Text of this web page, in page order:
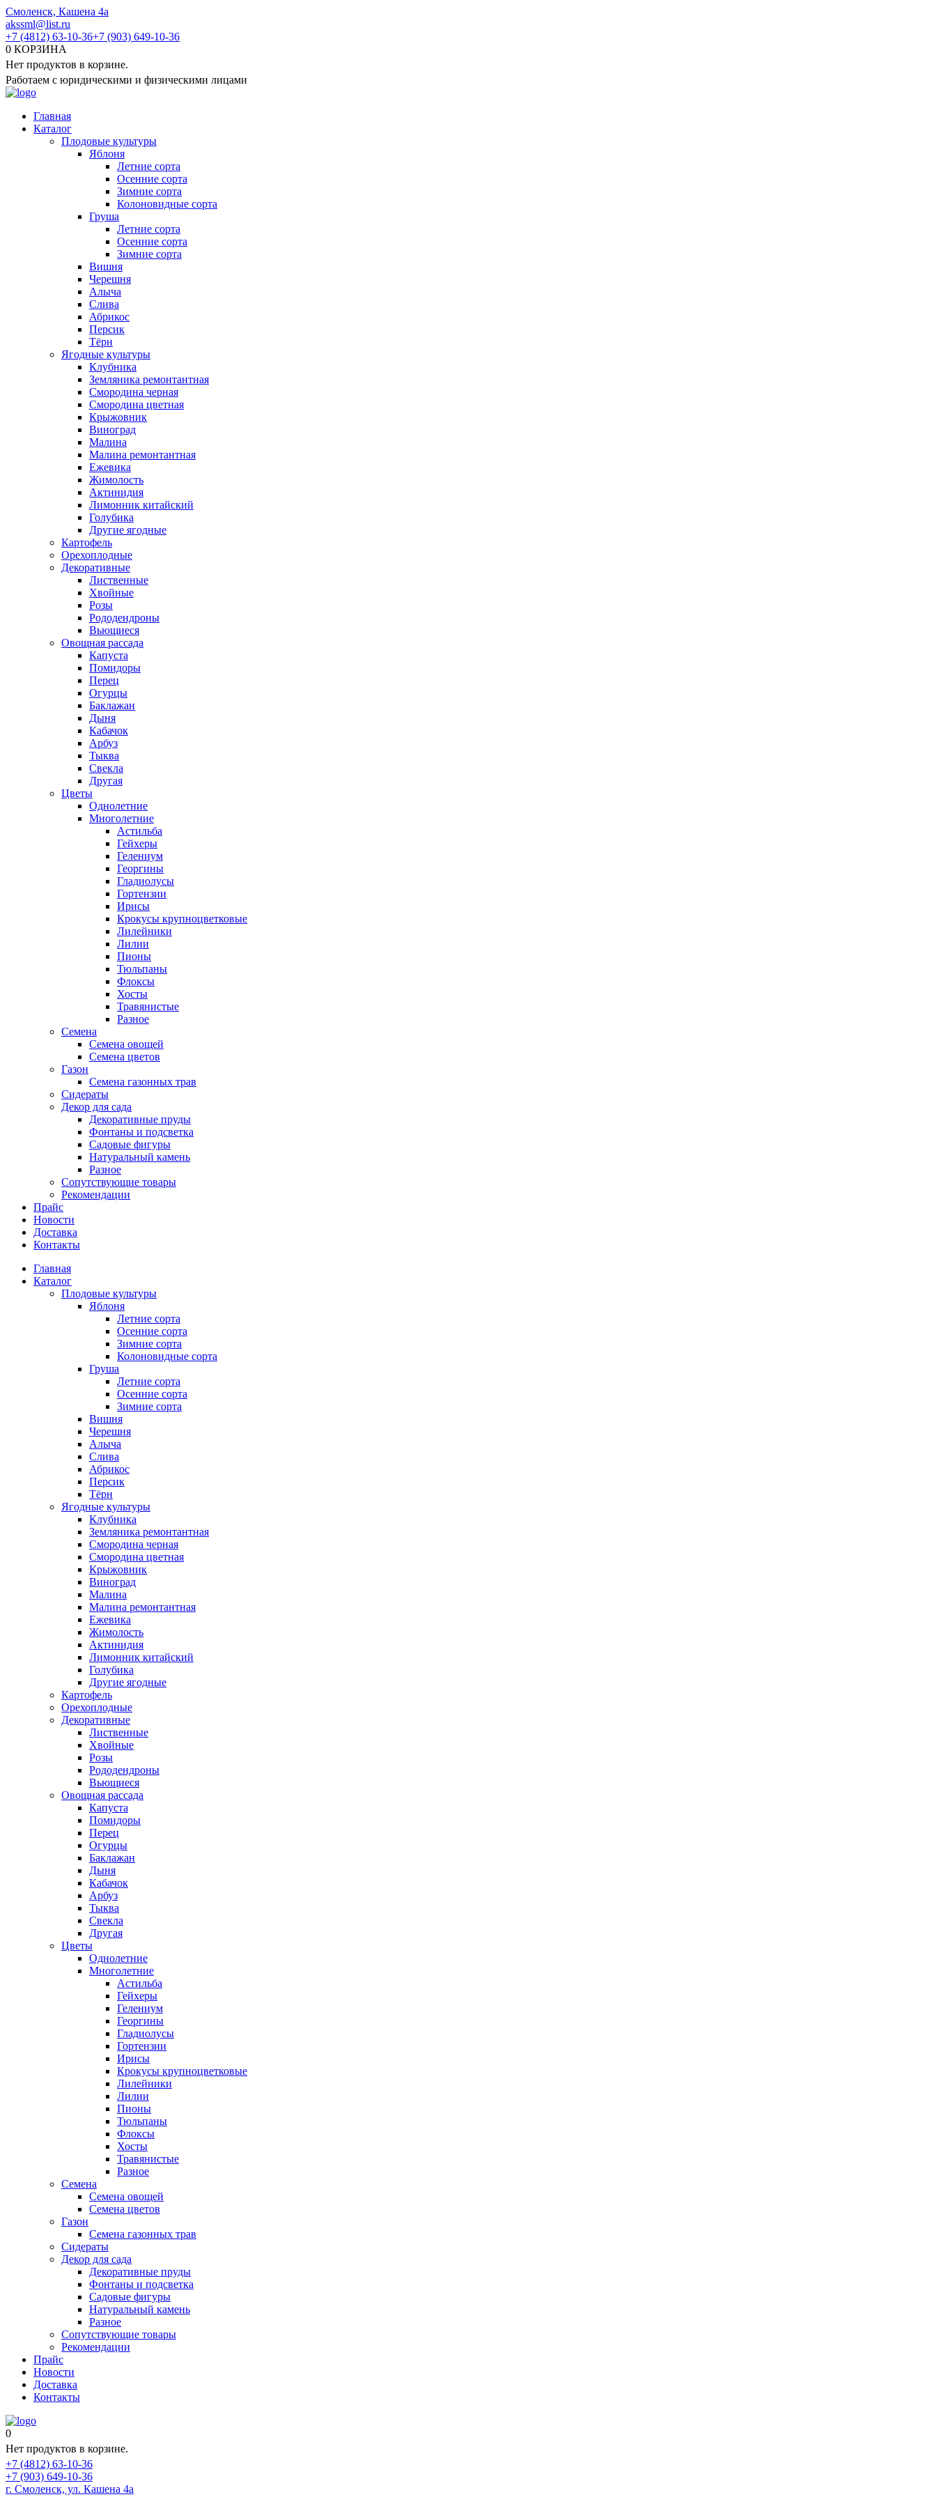
Перейти
к
содержанию
Смоленск, Кашена 4а
akssml@list.ru
+7 (4812) 63-10-36+7 (903) 649-10-36
0 КОРЗИНА
Нет продуктов в корзине.
Работаем с юридическими и физическими лицами
Главная
Каталог
Плодовые культуры
Яблоня
Летние сорта
Осенние сорта
Зимние сорта
Колоновидные сорта
Груша
Летние сорта
Осенние сорта
Зимние сорта
Вишня
Черешня
Алыча
Слива
Абрикос
Персик
Тёрн
Ягодные культуры
Клубника
Земляника ремонтантная
Смородина черная
Смородина цветная
Крыжовник
Виноград
Малина
Малина ремонтантная
Ежевика
Жимолость
Актинидия
Лимонник китайский
Голубика
Другие ягодные
Картофель
Орехоплодные
Декоративные
Лиственные
Хвойные
Розы
Рододендроны
Вьющиеся
Овощная рассада
Капуста
Помидоры
Перец
Огурцы
Баклажан
Дыня
Кабачок
Арбуз
Тыква
Свекла
Другая
Цветы
Однолетние
Многолетние
Астильба
Гейхеры
Гелениум
Георгины
Гладиолусы
Гортензии
Ирисы
Крокусы крупноцветковые
Лилейники
Лилии
Пионы
Тюльпаны
Флоксы
Хосты
Травянистые
Разное
Семена
Семена овощей
Семена цветов
Газон
Семена газонных трав
Сидераты
Декор для сада
Декоративные пруды
Фонтаны и подсветка
Садовые фигуры
Натуральный камень
Разное
Сопутствующие товары
Рекомендации
Прайс
Новости
Доставка
Контакты
Главная
Каталог
Плодовые культуры
Яблоня
Летние сорта
Осенние сорта
Зимние сорта
Колоновидные сорта
Груша
Летние сорта
Осенние сорта
Зимние сорта
Вишня
Черешня
Алыча
Слива
Абрикос
Персик
Тёрн
Ягодные культуры
Клубника
Земляника ремонтантная
Смородина черная
Смородина цветная
Крыжовник
Виноград
Малина
Малина ремонтантная
Ежевика
Жимолость
Актинидия
Лимонник китайский
Голубика
Другие ягодные
Картофель
Орехоплодные
Декоративные
Лиственные
Хвойные
Розы
Рододендроны
Вьющиеся
Овощная рассада
Капуста
Помидоры
Перец
Огурцы
Баклажан
Дыня
Кабачок
Арбуз
Тыква
Свекла
Другая
Цветы
Однолетние
Многолетние
Астильба
Гейхеры
Гелениум
Георгины
Гладиолусы
Гортензии
Ирисы
Крокусы крупноцветковые
Лилейники
Лилии
Пионы
Тюльпаны
Флоксы
Хосты
Травянистые
Разное
Семена
Семена овощей
Семена цветов
Газон
Семена газонных трав
Сидераты
Декор для сада
Декоративные пруды
Фонтаны и подсветка
Садовые фигуры
Натуральный камень
Разное
Сопутствующие товары
Рекомендации
Прайс
Новости
Доставка
Контакты
0
Нет продуктов в корзине.
+7 (4812) 63-10-36
+7 (903) 649-10-36
г. Смоленск, ул. Кашена 4а